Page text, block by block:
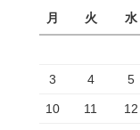
月 火 水
3 4 5
10 11 12